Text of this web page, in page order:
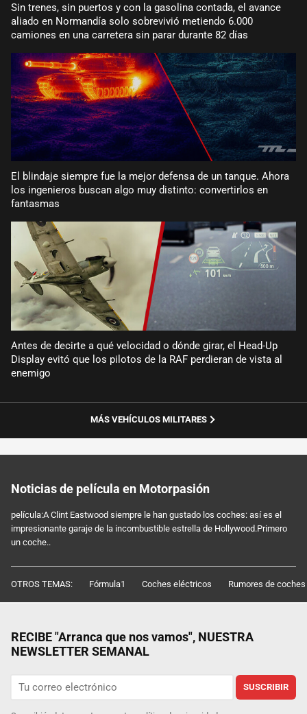
Sin trenes, sin puertos y con la gasolina contada, el avance
aliado en Normandía solo sobrevivió metiendo 6.000
camiones en una carretera sin parar durante 82 días
El blindaje siempre fue la mejor defensa de un tanque. Ahora
los ingenieros buscan algo muy distinto: convertirlos en
fantasmas
Antes de decirte a qué velocidad o dónde girar, el Head-Up
Display evitó que los pilotos de la RAF perdieran de vista al
enemigo
MÁS VEHÍCULOS MILITARES
Noticias de película en Motorpasión
película:A Clint Eastwood siempre le han gustado los coches: así es el
impresionante garaje de la incombustible estrella de Hollywood.Primero
un coche..
OTROS TEMAS: Fórmula1 Coches eléctricos Rumores de coches
RECIBE "Arranca que nos vamos", NUESTRA
NEWSLETTER SEMANAL
SUSCRIBIR